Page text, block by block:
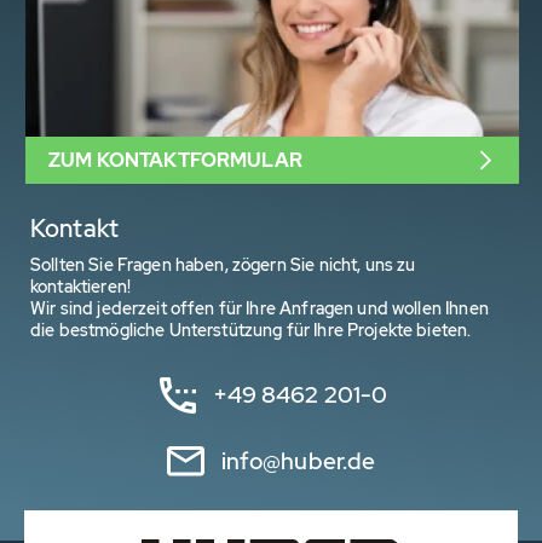
Kontakt
Sollten Sie Fragen haben, zögern Sie nicht, uns zu
kontaktieren!
Wir sind jederzeit offen für Ihre Anfragen und wollen Ihnen
die bestmögliche Unterstützung für Ihre Projekte bieten.
+49 8462 201-0
info@huber.de
ZUM KONTAKTFORMULAR